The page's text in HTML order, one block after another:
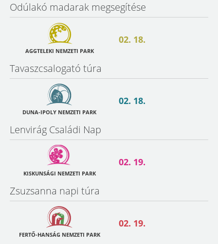
Odúlakó madarak megsegítése
AGGTELEKI NEMZETI PARK
02. 18.
Tavaszcsalogató túra
DUNA-IPOLY NEMZETI PARK
02. 18.
Lenvirág Családi Nap
KISKUNSÁGI NEMZETI PARK
02. 19.
Zsuzsanna napi túra
FERTŐ-HANSÁG NEMZETI PARK
02. 19.